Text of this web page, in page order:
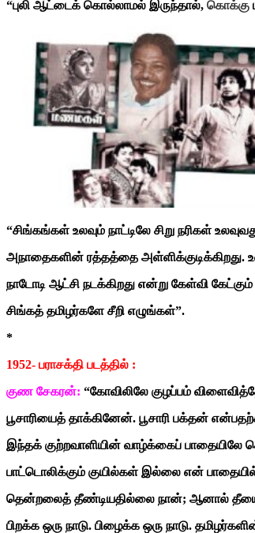
“புலி ஆட்டைக் கொல்லாமல் இருந்தால், கொக்கு
“சிங்கங்கள் உலவும் நாட்டிலே சிறு நரிகள்
அநாதைகளின் ரத்தத்தை அள்ளிக்குடிக்கிறது.
நாடோடி ஆட்சி நடக்கிறது என்று கேள்வி
சிங்கத் தமிழர்களே சீறி எழுங்கள்”.
*
1952- பராசக்தி படத்தில் :
குண சேகரன்: “கோவிலிலே குழப்பம்
பூசாரியைத் தாக்கினேன். பூசாரி பக்தன்
இந்தக் குற்றவாளியின் வாழ்க்கைப் பாதையிலே
பாட்டொலிக்கும் குயில்கள் இல்லை என்
தென்றலைத் தீண்டியதில்லை நான்; ஆனால்
பிறக்க ஒரு நாடு. பிழைக்க ஒரு நாடு.